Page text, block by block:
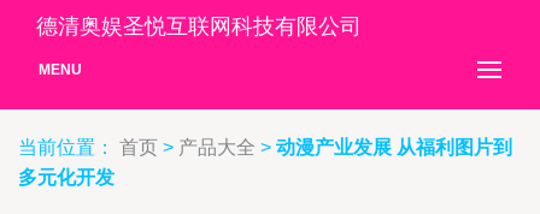
德清奥娱圣悦互联网科技有限公司
MENU
当前位置： 首页 > 产品大全 > 动漫产业发展 从福利图片到
多元化开发